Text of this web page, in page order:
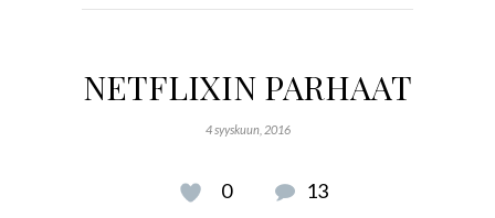
NETFLIXIN PARHAAT
4 syyskuun, 2016
0 13